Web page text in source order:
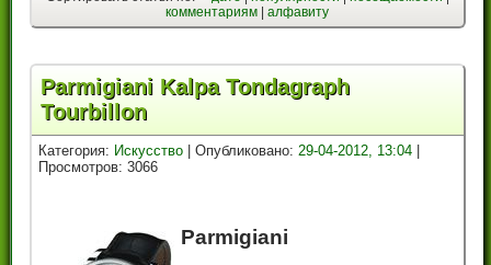
комментариям |алфавиту
Parmigiani Kalpa Tondagraph
Tourbillon
Категория: Искусство | Опубликовано:29-04-2012, 13:04
Просмотров: 3066
Parmigiani